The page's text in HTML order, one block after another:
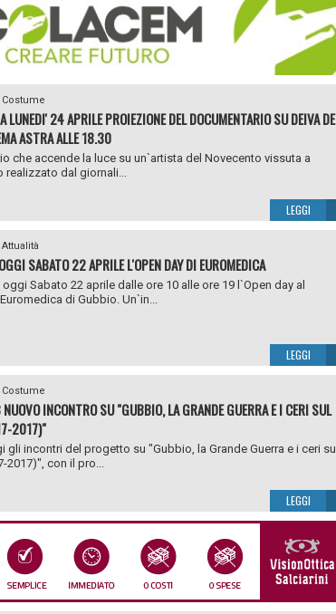
Costume
LUNEDI' 24 APRILE PROIEZIONE DEL DOCUMENTARIO SU DEIVA DE
ASTRA ALLE 18.30
che accende la luce su un`artista del Novecento vissuta a
realizzato dal giornali...
LEGGI
Attualità
SABATO 22 APRILE L'OPEN DAY DI EUROMEDICA
Sabato 22 aprile dalle ore 10 alle ore 19 l`Open day al
di Gubbio. Un`in...
LEGGI
Costume
INCONTRO SU "GUBBIO, LA GRANDE GUERRA E I CERI SUL
2017)"
gli incontri del progetto su "Gubbio, la Grande Guerra e i ceri sul
2017)", con il pro...
LEGGI